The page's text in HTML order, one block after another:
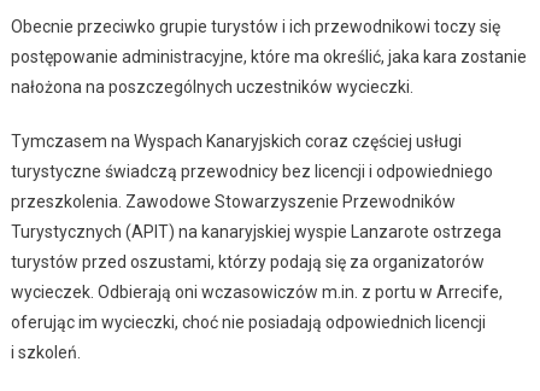
Obecnie przeciwko grupie turystów i ich przewodnikowi toczy się
postępowanie administracyjne, które ma określić, jaka kara zostanie
nałożona na poszczególnych uczestników wycieczki.
Tymczasem na Wyspach Kanaryjskich coraz częściej usługi
turystyczne świadczą przewodnicy bez licencji i odpowiedniego
przeszkolenia. Zawodowe Stowarzyszenie Przewodników
Turystycznych (APIT) na kanaryjskiej wyspie Lanzarote ostrzega
turystów przed oszustami, którzy podają się za organizatorów
wycieczek. Odbierają oni wczasowiczów m.in. z portu w Arrecife,
oferując im wycieczki, choć nie posiadają odpowiednich licencji
i szkoleń.